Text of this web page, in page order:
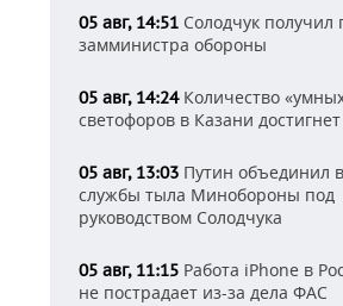
05 авг, 14:51 Солодчук получил
замминистра обороны
05 авг, 14:24Количество
светофоров в Казани
05 авг, 13:03 Путин объединил
службы тыла Минобороны под
руководством Солодчука
05 авг, 11:15 Работа iPhone в
не пострадает из-за дела ФАС